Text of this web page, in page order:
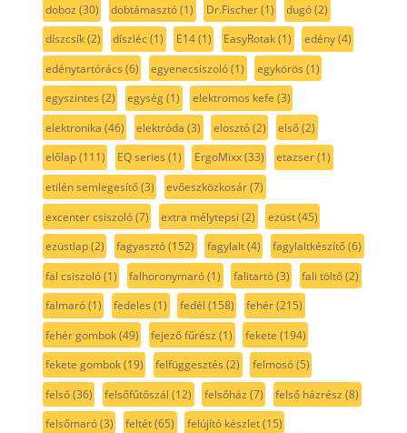
doboz (30) dobtámasztó(1) Dr.Fischer(1) dugó(2)
díszcsík(2) díszléc(1) E14(1) EasyRotak(1) edény(4)
edénytartórács (6) egyenecsiszoló(1) egykörös (1)
egyszintes (2) egység(1) elektromos kefe (3)
elektronika (46) elektróda (3) elosztó(2) első(2)
előlap(111) EQ series (1) ErgoMixx(33) etazser(1)
etilén semlegesítő(3) evőeszközkosár(7)
excenter csiszoló(7) extra mélytepsi (2) ezüst(45)
ezüstlap(2) fagyasztó(152) fagylalt(4) fagylaltkészítő(6)
fal csiszoló(1) falhoronymaró(1) falitartó(3) fali töltő(2)
falmaró(1) fedeles (1) fedél (158) fehér(215)
fehér gombok(49) fejező fűrész (1) fekete (194)
fekete gombok(19) felfüggesztés (2) felmosó(5)
felső(36) felsőfűtőszál (12) felsőház (7) felső házrész (8)
felsőmaró(3) feltét(65) felújító készlet(15)